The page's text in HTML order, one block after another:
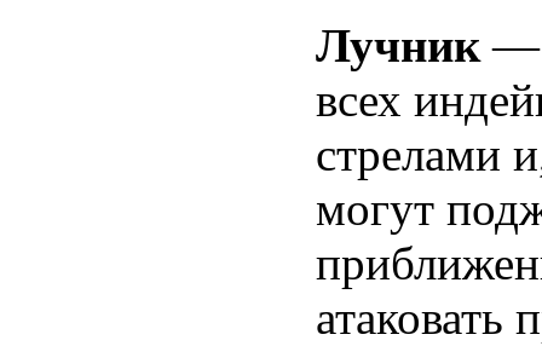
Лучник—
всех
стрелами
могут